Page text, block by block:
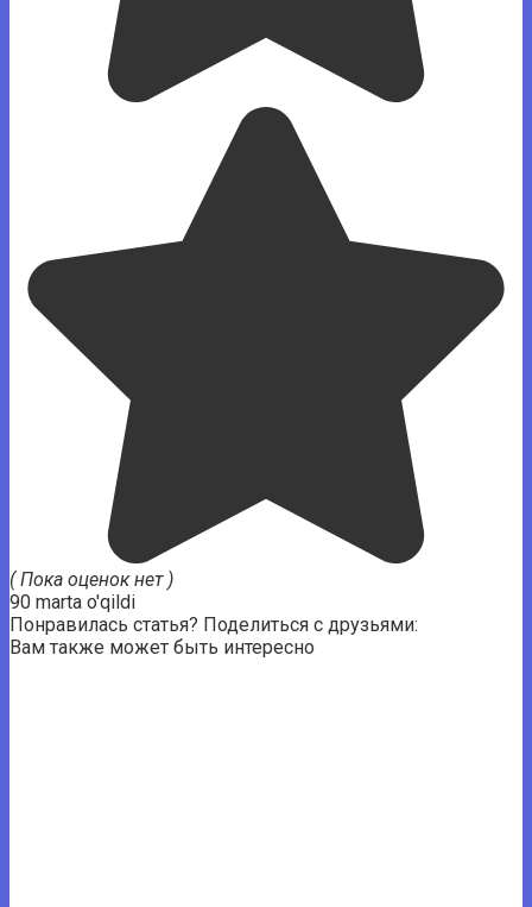
( Пока оценок нет )
90 marta o'qildi
Понравилась статья? Поделиться с друзьями:
Вам также может быть интересно